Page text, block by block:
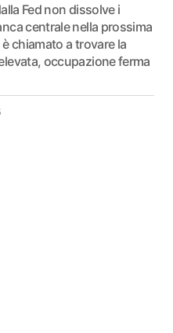
Fed non dissolve i
centrale nella prossima
chiamato a trovare la
occupazione ferma